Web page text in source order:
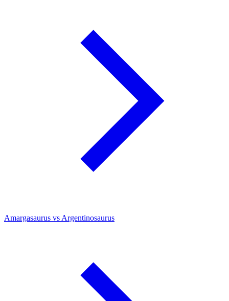
Amargasaurus vs Argentinosaurus